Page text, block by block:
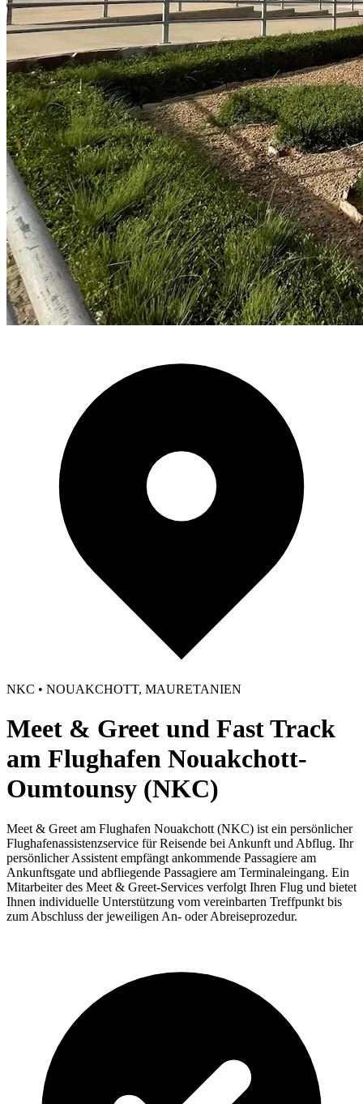
NKC • NOUAKCHOTT, MAURETANIEN
Meet & Greet und Fast Track
am Flughafen Nouakchott-
Oumtounsy (NKC)
Meet & Greet am Flughafen Nouakchott (NKC) ist ein persönlicher
Flughafenassistenzservice für Reisende bei Ankunft und Abflug. Ihr
persönlicher Assistent empfängt ankommende Passagiere am
Ankunftsgate und abfliegende Passagiere am Terminaleingang. Ein
Mitarbeiter des Meet & Greet-Services verfolgt Ihren Flug und bietet
Ihnen individuelle Unterstützung vom vereinbarten Treffpunkt bis
zum Abschluss der jeweiligen An- oder Abreiseprozedur.